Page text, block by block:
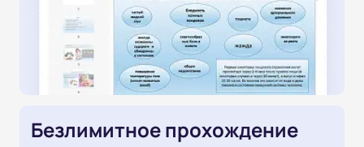
Безлимитное прохождение